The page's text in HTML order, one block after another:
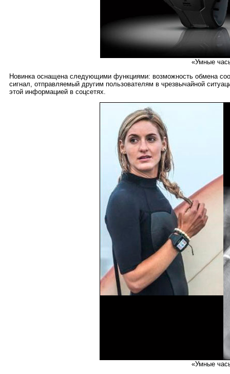
«Умные
Новинка оснащена следующими функциями: возможность обмена
сигнал, отправляемый другим пользователям в чрезвычайной
этой информацией в соцсетях.
«Умные